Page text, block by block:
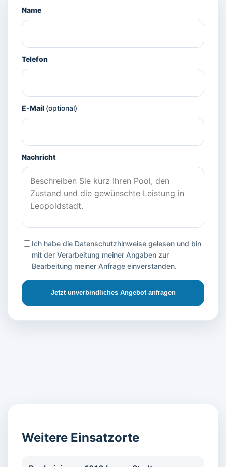
Name
Telefon
E-Mail (optional)
Nachricht
Ich habe die Datenschutzhinweise gelesen und bin
mit der Verarbeitung meiner Angaben zur
Bearbeitung meiner Anfrage einverstanden.
Jetzt unverbindliches Angebot anfragen
Weitere Einsatzorte